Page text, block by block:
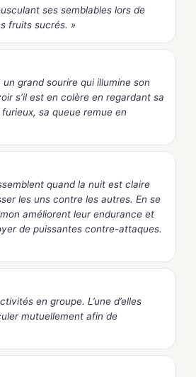
ses semblables lors de
fruits sucrés. »
un grand sourire qui illumine son
s’il est en colère en regardant sa
furieux, sa queue remue en
quand la nuit est claire
les uns contre les autres. En se
améliorent leur endurance et
de puissantes contre-attaques.
en groupe. L’une d’elles
mutuellement afin de